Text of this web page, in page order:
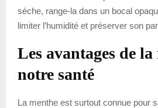
sèche, range-la dans un bocal
limiter l’humidité et préserver son
Les avantages de
notre santé
La menthe est surtout connue pour